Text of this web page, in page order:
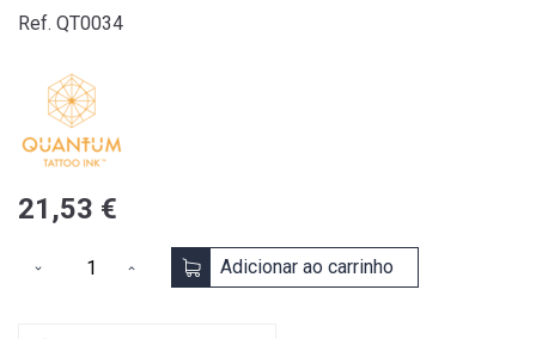
Ref. QT0034
21,53 €
Adicionar ao carrinho